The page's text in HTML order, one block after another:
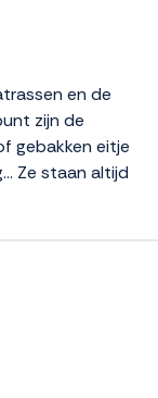
en de
zijn de
gebakken eitje
Ze staan altijd